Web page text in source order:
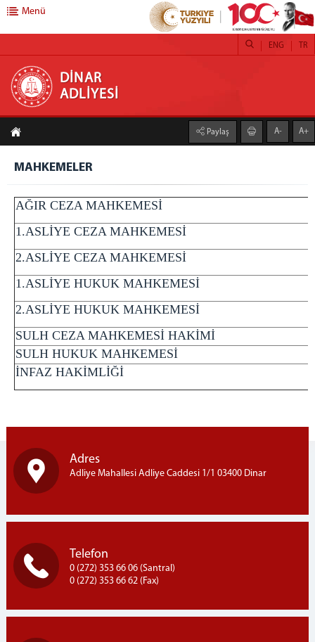
DİNAR ADLİYESİ
ANASAYFA
ADLİYEMİZ
TANITIM
CUMHURİYET BAŞSAVCIMIZ
MÜLHAKATLAR
BİRİMLERİMİZ
İCRA MÜDÜRLÜKLERİ
DİNAR İCRA MÜDÜRLÜĞÜ
DAZKIRI İCRA MÜDÜRLÜĞÜ
CEZA İNFAZ KURUMLARI
C.BAŞSAVCILIĞI
KOMİSYON
KOMİSYONU BAŞKANLIĞI
FAALİYET RAPORLARI
MAHKEMELER
İLETİŞİM
Menü
DİNAR
ADLİYESİ
TR
ENG
Paylaş A- A+
MAHKEMELER
AĞIR CEZA MAHKEMESİ
1.ASLİYE CEZA MAHKEMESİ
2.ASLİYE CEZA MAHKEMESİ
1.ASLİYE HUKUK MAHKEMESİ
2.ASLİYE HUKUK MAHKEMESİ
SULH CEZA MAHKEMESİ HAKİMİ
SULH HUKUK MAHKEMESİ
İNFAZ HAKİMLİĞİ
Adres
Adliye Mahallesi Adliye Caddesi 1/1 03400 Dinar
Telefon
0 (272) 353 66 06 (Santral)
0 (272) 353 66 62 (Fax)